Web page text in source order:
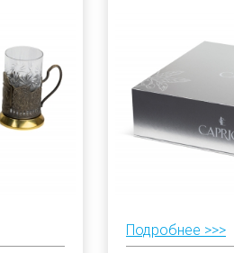
Подробнее >>>